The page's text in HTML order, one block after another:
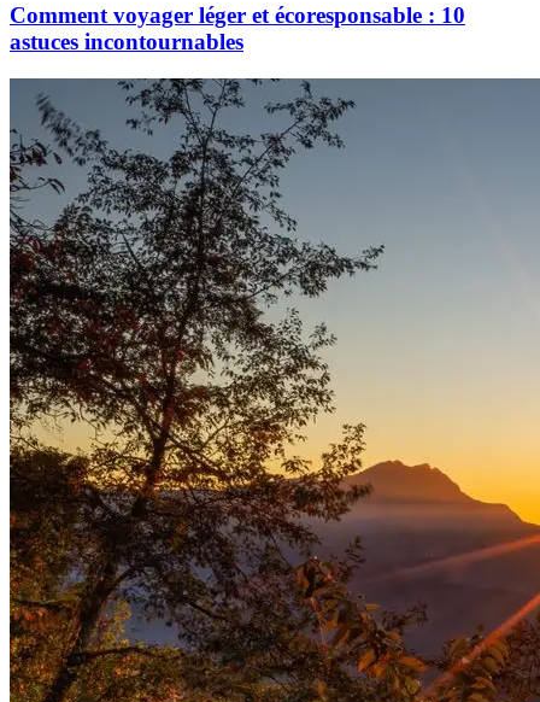
Comment voyager léger et écoresponsable : 10
astuces incontournables